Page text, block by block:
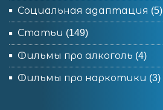
Социальная адаптация (5)
Статьи (149)
Фильмы про алкоголь (4)
Фильмы про наркотики (3)